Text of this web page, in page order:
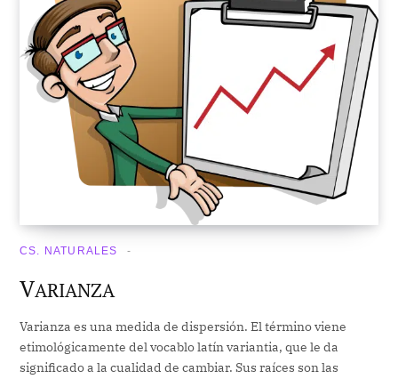
CS. NATURALES
VARIANZA
Varianza es una medida de dispersión. El término viene
etimológicamente del vocablo latín variantia, que le da
significado a la cualidad de cambiar. Sus raíces son las